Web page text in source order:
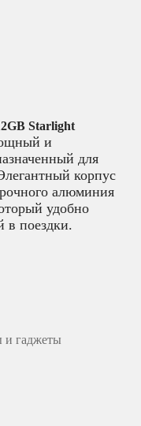
Starlight
и
для
корпус
алюминия
удобно
в поездки.
гаджеты